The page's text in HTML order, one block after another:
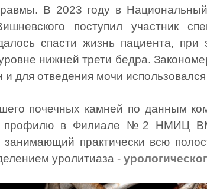
В 2023 году в
поступил участник
спасти жизнь пациента,
нижней трети бедра.
для отведения мочи использовался
почечных камней по данным
профилю в Филиале №2 НМИЦ
занимающий практически всю
уролитиаза -